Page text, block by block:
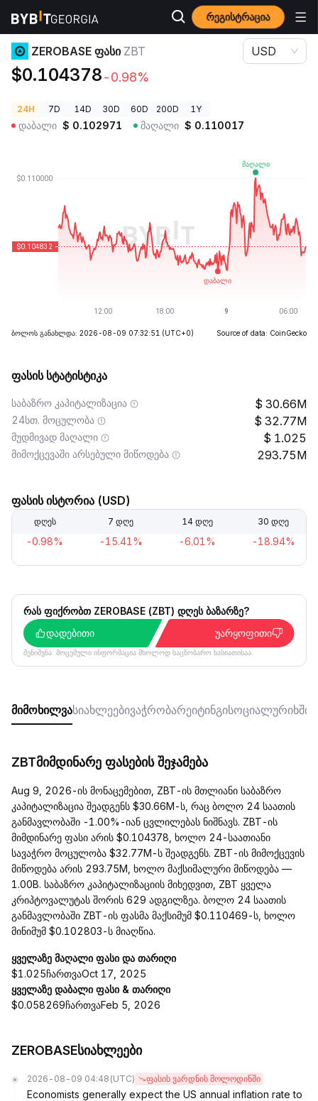
რეგისტრაცია
კრიპტოვალუტის ფასები ZEROBASE ფასი ZBT
ZEROBASE ფასი ZBT
$0.104378-0.98%
USD
24H 7D 14D 30D 60D 200D 1Y
დაბალი $ 0.102971 მაღალი $ 0.110017
ბოლოს განახლდა: 2026-08-09 07:32:51 (UTC+0) Source of data: CoinGecko
ფასის სტატისტიკა
საბაზრო კაპიტალიზაცია 30.66M
24სთ. მოცულობა 32.77M
მუდმივად მაღალი 1.025
მიმოქცევაში არსებული მიწოდება 293.75M
ფასის ისტორია (USD)
დღეს 7 დღე 14 დღე 30 დღე
-0.98% -15.41% -6.01% -18.94%
რას ფიქრობთ ZEROBASE (ZBT) დღეს ბაზარზე?
დადებითი
უარყოფითი
შენიშვნა: მოცემული ინფორმაცია მხოლოდ საცნობარო ხასიათისაა.
მიმოხილვასიახლეებივაჭრობარეიტინგისოციალური
ZBTმიმდინარე ფასების შეჯამება
Aug 9, 2026-ის მონაცემებით, ZBT-ის მთლიანი საბაზრო
კაპიტალიზაცია შეადგენს $30.66M-ს, რაც ბოლო 24 საათის
განმავლობაში -1.00%-იან ცვლილებას ნიშნავს. ZBT-ის
მიმდინარე ფასი არის $0.104378, ხოლო 24-საათიანი
სავაჭრო მოცულობა $32.77M-ს შეადგენს. ZBT-ის მიმოქცევის
მიწოდება არის 293.75M, ხოლო მაქსიმალური მიწოდება —
1.00B. საბაზრო კაპიტალიზაციის მიხედვით, ZBT ყველა
კრიპტოვალუტას შორის 629 ადგილზეა. ბოლო 24 საათის
განმავლობაში ZBT-ის ფასმა მაქსიმუმ $0.110469-ს, ხოლო
მინიმუმ $0.102803-ს მიაღწია.
ყველაზე მაღალი ფასი და თარიღი
$1.025ჩართვაOct 17, 2025
ყველაზე დაბალი ფასი & თარიღი
$0.058269ჩართვაFeb 5, 2026
ZEROBASEსიახლეები
2026-08-09 04:48 (UTC) ფასის ვარდნის მოლოდინში
Economists generally expect the US annual inflation rate to